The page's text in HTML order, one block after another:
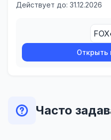
Действует до: 31.12.2026
Открыть
Часто